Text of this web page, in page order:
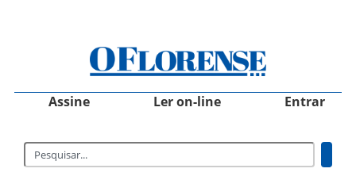
Assine Ler on-line Entrar